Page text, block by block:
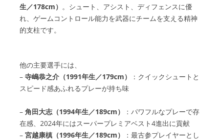
生／178cm） 。シュート、アシスト、ディフェンスに優
れ、ゲームコントロール能力を武器にチームを支える精神
的支柱です。
他の主要選手には、
– 寺嶋恭之介（1991年生／179cm）
：クイックシュートと
スピード感あふれるプレーが持ち味
– 角田大志（1994年生／189cm）
：パワフルなプレーで存
在感、2024年にはスーパープレミアベスト4進出に貢献
– 宮越康槙（1996年生／189cm）
：最古参プレイヤーとし